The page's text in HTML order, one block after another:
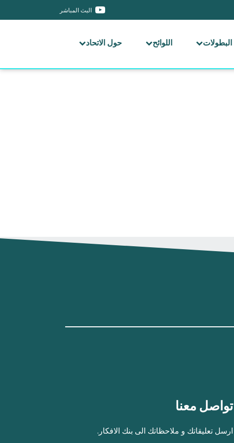
البث المباشر
البطولات اللوائح حول الاتحاد
تواصل معنا
ارسل تعليقاتك و ملاحظاتك الى بنك الافكار.